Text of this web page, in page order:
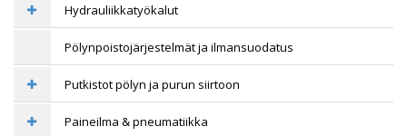
Hydrauliikkatyökalut
Pölynpoistojärjestelmät ja ilmansuodatus
Putkistot pölyn ja purun siirtoon
Paineilma & pneumatiikka